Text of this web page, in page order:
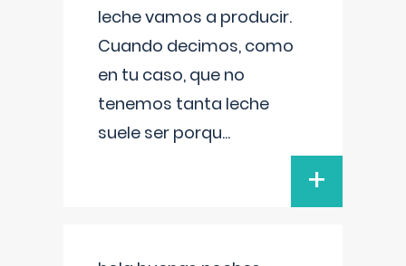
leche vamos a producir.
Cuando decimos, como
en tu caso, que no
tenemos tanta leche
suele ser porqu...
+